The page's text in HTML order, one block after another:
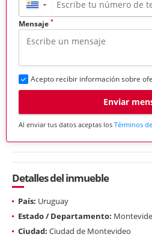
▼
Mensaje *
Acepto recibir información sobre
Enviar
Al enviar tus datos aceptas los Términos
Detalles del inmueble
País: Uruguay
Estado / Departamento:
Ciudad: Ciudad de Montevideo